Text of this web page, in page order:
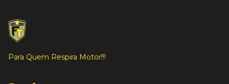
Para Quem Respira Motor!!!